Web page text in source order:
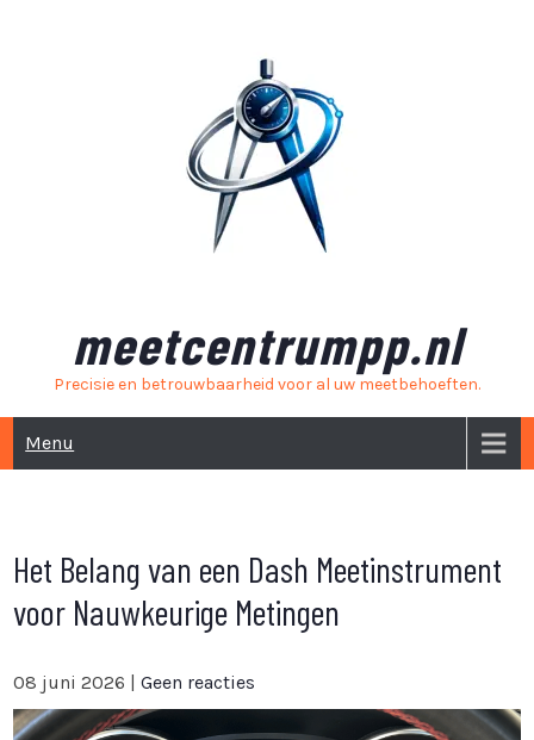
meetcentrumpp.nl
Precisie en betrouwbaarheid voor al uw meetbehoeften.
Menu
Het Belang van een Dash Meetinstrument
voor Nauwkeurige Metingen
08 juni 2026 |Geen reacties